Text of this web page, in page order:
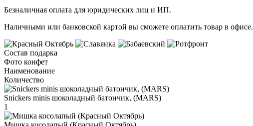
Безналичная оплата для юридических лиц и ИП.
Наличными или банковской картой вы сможете оплатить товар в офисе.
Состав подарка
Фото конфет
Наименование
Количество
Snickers minis шоколадный батончик, (MARS)
1